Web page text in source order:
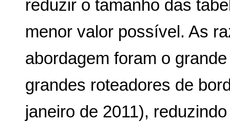
reduzir o tamanho das
menor valor possível. As
abordagem foram o
grandes roteadores de
janeiro de 2011),